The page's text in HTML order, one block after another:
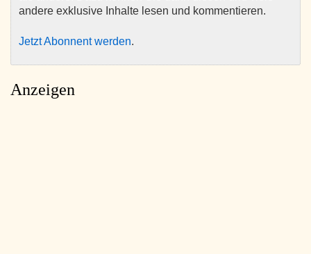
andere exklusive Inhalte lesen und kommentieren.
Jetzt Abonnent werden.
Anzeigen